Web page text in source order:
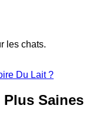
les chats.
Du Lait ?
Saines